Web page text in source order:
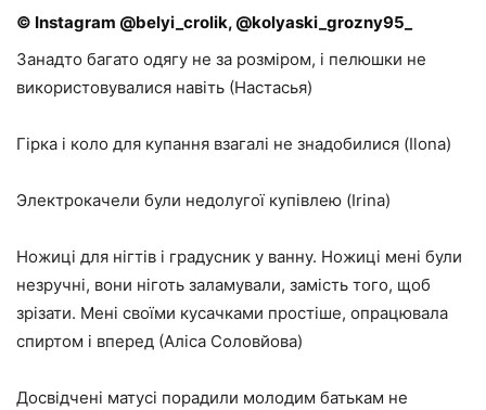
© Instagram @belyi_crolik, @kolyaski_grozny95_
Занадто багато одягу не за розміром, і пелюшки не
використовувалися навіть (Настасья)
Гірка і коло для купання взагалі не знадобилися (Ilona)
Электрокачели були недолугої купівлею (Irina)
Ножиці для нігтів і градусник у ванну. Ножиці мені були
незручні, вони ніготь заламували, замість того, щоб
зрізати. Мені своїми кусачками простіше, опрацювала
спиртом і вперед (Аліса Соловйова)
Досвідчені матусі порадили молодим батькам не